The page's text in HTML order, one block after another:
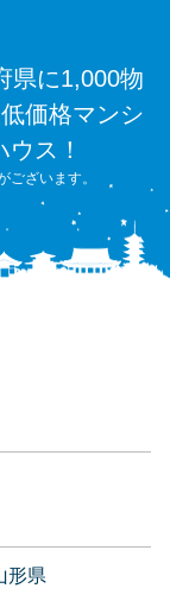
県に1,000物
価格マンシ
ス！
ざいます。
形県